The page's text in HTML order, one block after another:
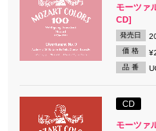
モーツァ
CD]
発売日
価 格
品 番
CD
モーツァ